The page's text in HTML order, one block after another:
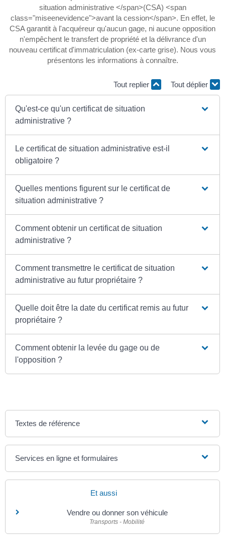
situation administrative </span>(CSA) <span
class="miseenevidence">avant la cession</span>. En effet, le
CSA garantit à l'acquéreur qu'aucun gage, ni aucune opposition
n'empêchent le transfert de propriété et la délivrance d'un
nouveau certificat d'immatriculation (ex-carte grise). Nous vous
présentons les informations à connaître.
Tout replier Tout déplier
Qu'est-ce qu'un certificat de situation
administrative ?
Le certificat de situation administrative est-il
obligatoire ?
Quelles mentions figurent sur le certificat de
situation administrative ?
Comment obtenir un certificat de situation
administrative ?
Comment transmettre le certificat de situation
administrative au futur propriétaire ?
Quelle doit être la date du certificat remis au futur
propriétaire ?
Comment obtenir la levée du gage ou de
l'opposition ?
Textes de référence
Services en ligne et formulaires
Et aussi
Vendre ou donner son véhicule
Transports - Mobilité